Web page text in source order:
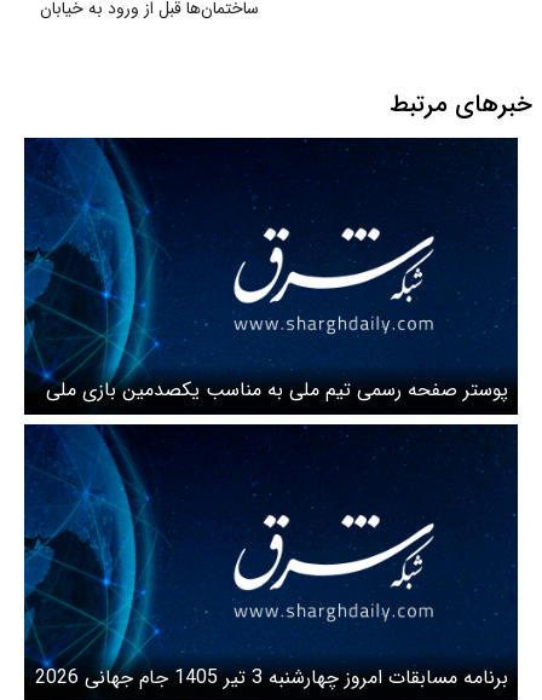
ساختمان‌ها قبل از ورود به خیابان
خبرهای مرتبط
پوستر صفحه رسمی تیم ملی به مناسب یکصدمین بازی ملی
جهانبخش
برنامه مسابقات امروز چهارشنبه 3 تیر 1405 جام جهانی 2026